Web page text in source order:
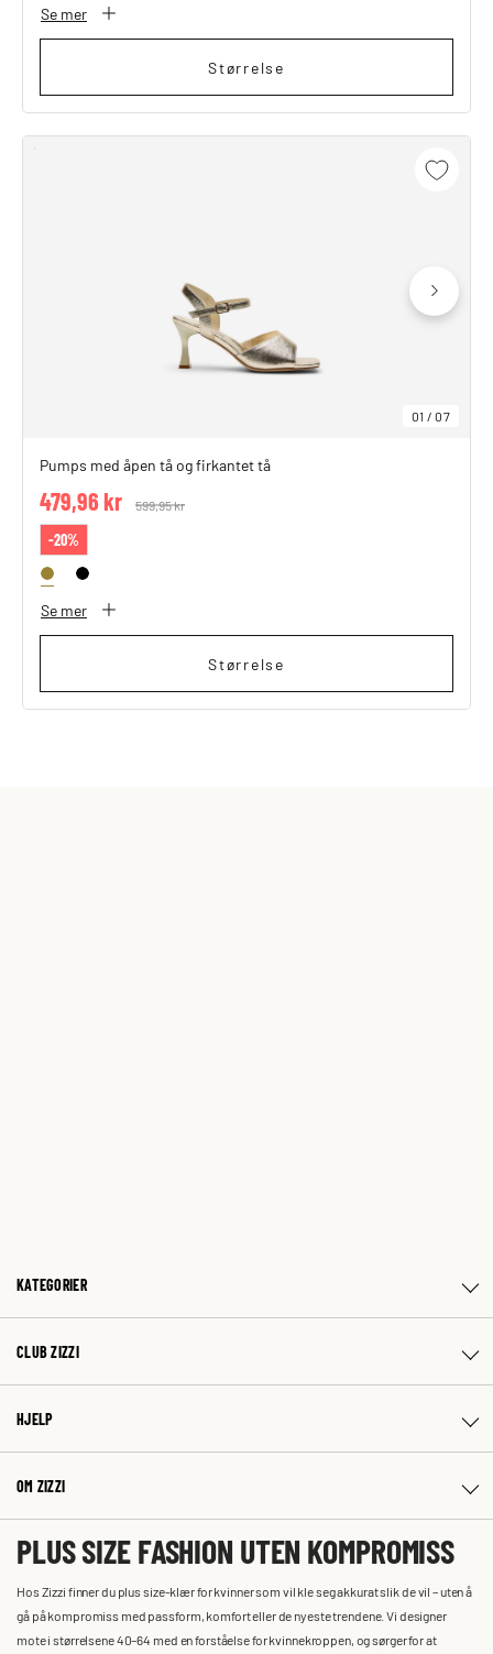
Se mer
Størrelse
01 /07
Pumps med åpen tå og firkantet tå
Price reduced from
599,95 kr
479,96 kr
-20%
Se mer
Størrelse
KATEGORIER
CLUB ZIZZI
HJELP
OM ZIZZI
PLUS SIZE FASHION UTEN KOMPROMISS
Hos Zizzi finner du plus size-klær for kvinner som vil kle seg akkurat slik de vil – uten å
gå på kompromiss med passform, komfort eller de nyeste trendene. Vi designer
mote i størrelsene 40–64 med en forståelse for kvinnekroppen, og sørger for at